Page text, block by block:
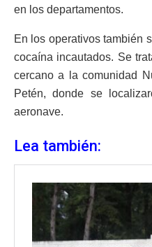
en los departamentos.
En los operativos también
cocaína incautados. Se
cercano a la comunidad
Petén, donde se
aeronave.
Lea también: